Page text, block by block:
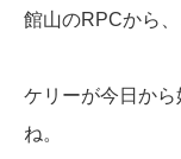
館山のRPCから、
ケリーが今日か
ね。